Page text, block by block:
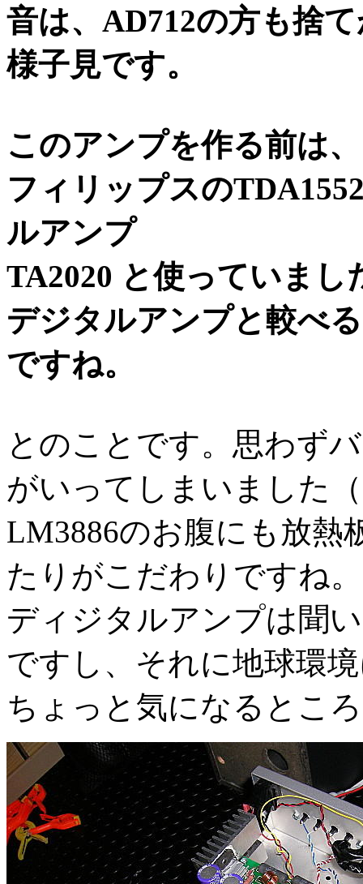
音は、AD712の方も捨
様子見です。
このアンプを作る前は、
フィリップスの
ルアンプ
TA2020 と使っていまし
デジタルアンプと較べ
ですね。
とのことです。思わず
がいってしまいました
LM3886のお腹にも放熱
たりがこだわりですね。
ディジタルアンプは聞
ですし、それに地球環
ちょっと気になるとこ